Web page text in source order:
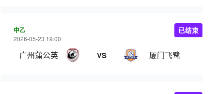
中乙
2026-05-23 19:00
广州蒲公英 VS 厦门飞鹭
已结束